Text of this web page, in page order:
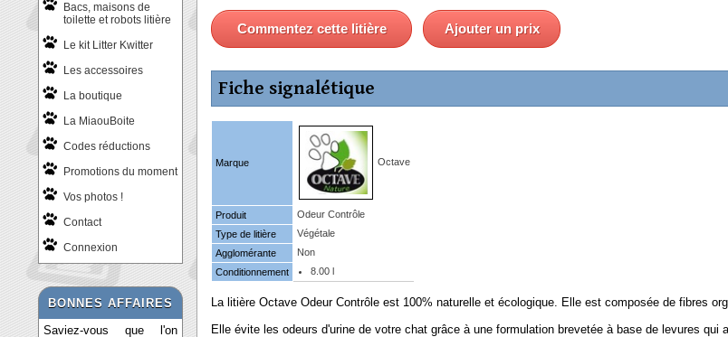
Bacs, maisons de
toilette et robots litière
Le kit Litter Kwitter
Les accessoires
La boutique
La MiaouBoite
Codes réductions
Promotions du moment
Vos photos !
Contact
Connexion
BONNES AFFAIRES
Saviez-vous que l'on
Commentez cette litière Ajouter un prix
Fiche signalétique
Marque Octave
Produit
Odeur Contrôle
Type de litière
Végétale
Agglomérante
Non
Conditionnement
8.00 l
La litière Octave Odeur Contrôle est 100% naturelle et écologique. Elle est composée de fibres
Elle évite les odeurs d'urine de votre chat grâce à une formulation brevetée à base de levures